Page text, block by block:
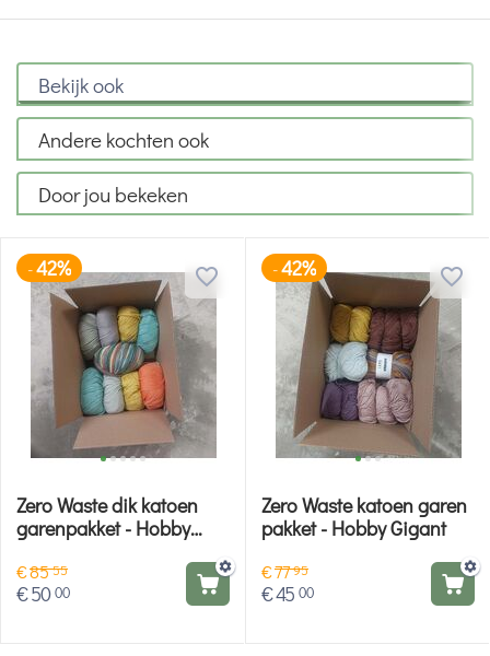
Bekijk ook
Andere kochten ook
Door jou bekeken
-42%
Zero Waste dik katoen
garenpakket - Hobby
€8555
€5000
-42%
Zero Waste katoen garen
pakket - Hobby Gigant
€7795
€45 00